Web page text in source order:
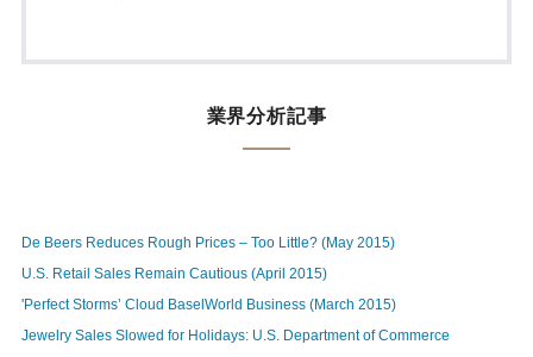
業界分析記事
De Beers Reduces Rough Prices – Too Little? (May 2015)
U.S. Retail Sales Remain Cautious (April 2015)
'Perfect Storms’ Cloud BaselWorld Business (March 2015)
Jewelry Sales Slowed for Holidays: U.S. Department of Commerce